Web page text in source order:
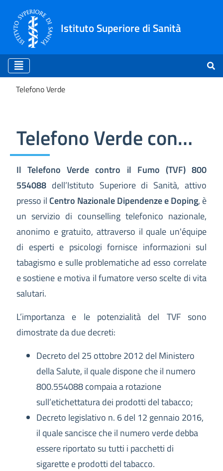
Istituto Superiore di Sanità
Telefono Verde
Telefono Verde contro il Fumo
Il Telefono Verde contro il Fumo (TVF) 800
554088 dell’Istituto Superiore di Sanità, attivo
presso il Centro Nazionale Dipendenze e Doping, è
un servizio di counselling telefonico nazionale,
anonimo e gratuito, attraverso il quale un'équipe
di esperti e psicologi fornisce informazioni sul
tabagismo e sulle problematiche ad esso correlate
e sostiene e motiva il fumatore verso scelte di vita
salutari.
L’importanza e le potenzialità del TVF sono
dimostrate da due decreti:
Decreto del 25 ottobre 2012 del Ministero
della Salute, il quale dispone che il numero
800.554088 compaia a rotazione
sull’etichettatura dei prodotti del tabacco;
Decreto legislativo n. 6 del 12 gennaio 2016,
il quale sancisce che il numero verde debba
essere riportato su tutti i pacchetti di
sigarette e prodotti del tabacco.